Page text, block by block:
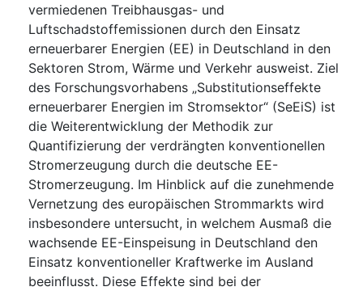
vermiedenen Treibhausgas- und
Luftschadstoffemissionen durch den Einsatz
erneuerbarer Energien (EE) in Deutschland in den
Sektoren Strom, Wärme und Verkehr ausweist. Ziel
des Forschungsvorhabens „Substitutionseffekte
erneuerbarer Energien im Stromsektor“ (SeEiS) ist
die Weiterentwicklung der Methodik zur
Quantifizierung der verdrängten konventionellen
Stromerzeugung durch die deutsche EE-
Stromerzeugung. Im Hinblick auf die zunehmende
Vernetzung des europäischen Strommarkts wird
insbesondere untersucht, in welchem Ausmaß die
wachsende EE-Einspeisung in Deutschland den
Einsatz konventioneller Kraftwerke im Ausland
beeinflusst. Diese Effekte sind bei der